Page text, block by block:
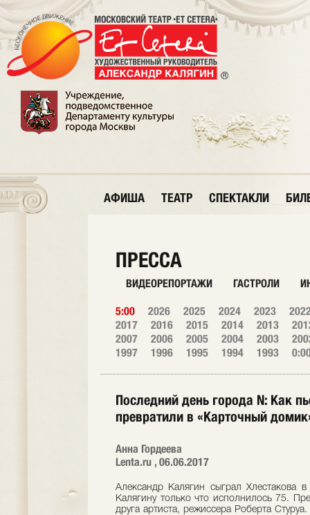
АФИША ТЕАТР СПЕКТАКЛИ
ПРЕССА
ВИДЕОРЕПОРТАЖИ ГАСТРОЛИ
5:00 2026 2025 2024 2023
2017
2016 2015 2014 2013
2007
2006 2005 2004 2003
1997
1996 1995 1994 1993
Последний день города N: Как
превратили в «Карточный
Анна Гордеева
Lenta.ru , 06.06.2017
Александр Калягин сыграл Хлестакова
Калягину только что исполнилось 75.
друга артиста, режиссера Роберта